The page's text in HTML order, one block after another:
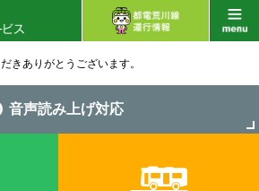
きありがとうございます。
音声読み上げ対応